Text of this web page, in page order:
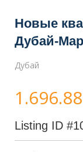
Новые
Дубай-
Дубай
Listing ID